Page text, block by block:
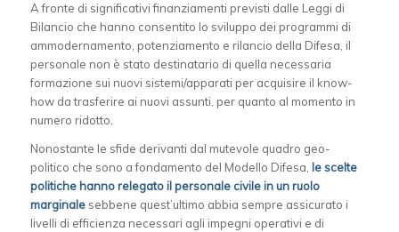
A fronte di significativi finanziamenti previsti dalle Leggi di
Bilancio che hanno consentito lo sviluppo dei programmi di
ammodernamento, potenziamento e rilancio della Difesa, il
personale non è stato destinatario di quella necessaria
formazione sui nuovi sistemi/apparati per acquisire il know-
how da trasferire ai nuovi assunti, per quanto al momento in
numero ridotto.
Nonostante le sfide derivanti dal mutevole quadro geo-
politico che sono a fondamento del Modello Difesa, le scelte
politiche hanno relegato il personale civile in un ruolo
marginalesebbene quest’ultimo abbia sempre assicurato i
livelli di efficienza necessari agli impegni operativi e di